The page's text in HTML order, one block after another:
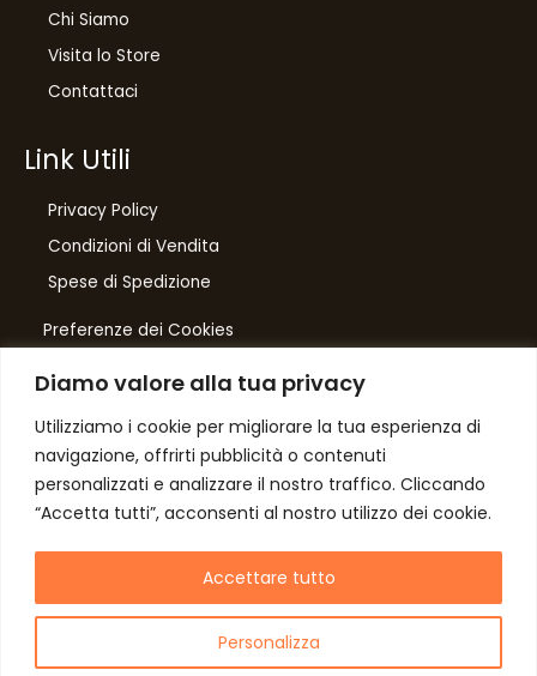
Diamo valore alla tua privacy
Utilizziamo i cookie per migliorare la tua esperienza di
navigazione, offrirti pubblicità o contenuti
personalizzati e analizzare il nostro traffico. Cliccando
“Accetta tutti”, acconsenti al nostro utilizzo dei cookie.
Personalizza
Accettare tutto
Chi Siamo
Visita lo Store
Contattaci
Link Utili
Privacy Policy
Condizioni di Vendita
Spese di Spedizione
Preferenze dei Cookies
Number One
di Domenico Toccacieli
Via G. Mazzini 5/C
61033 FERMIGNANO PU
C.F. TCCDNC64A31D541L
di sconto, solo per te
Iscriviti per ricevere il tuo sconto esclusivo e
e offerte!